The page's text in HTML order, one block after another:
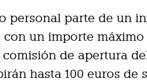
personal parte de un
con un importe máximo
de apertura del
hasta 100 euros de